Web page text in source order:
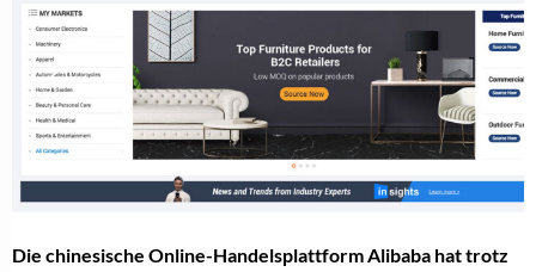
Die chinesische Online-Handelsplattform Alibaba hat trotz